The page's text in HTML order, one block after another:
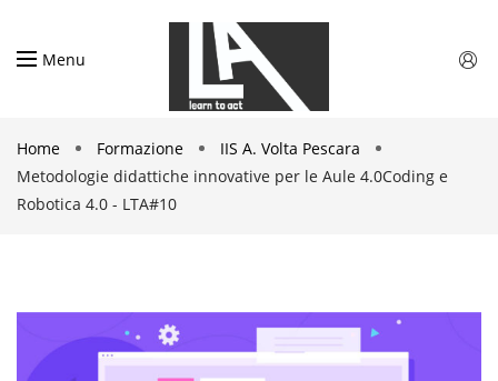
Menu
Home Formazione
IIS A. Volta Pescara
Metodologie didattiche innovative per le Aule 4.0Coding e
Robotica 4.0 - LTA#10